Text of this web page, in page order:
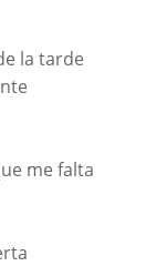
la tarde
me falta